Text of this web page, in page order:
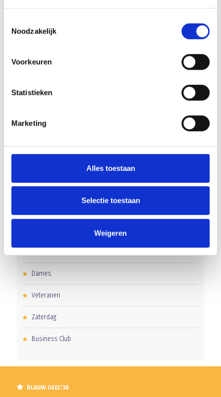
Noodzakelijk
Voorkeuren
Statistieken
Marketing
Alles toestaan
Selectie toestaan
Weigeren
RECENT NIEUWS
‘Méér kansen voor de eigen jeugd’
Gelijkspel in eerste oefenwedstrijd tweede blok
Clubnieuws
Dames
Veteranen
Zaterdag
Business Club
BLAUW GEEL'38